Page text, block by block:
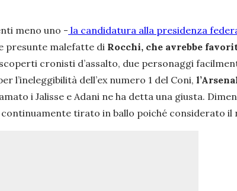
meno uno - la candidatura alla presidenza
presunte malefatte di Rocchi, che avrebbe
cronisti d’assalto, due personaggi
l’ineleggibilità dell’ex numero 1 del Coni,
i Jalisse e Adani ne ha detta una giusta.
tirato in ballo poiché considerato il